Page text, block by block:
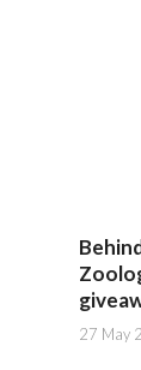
27 May